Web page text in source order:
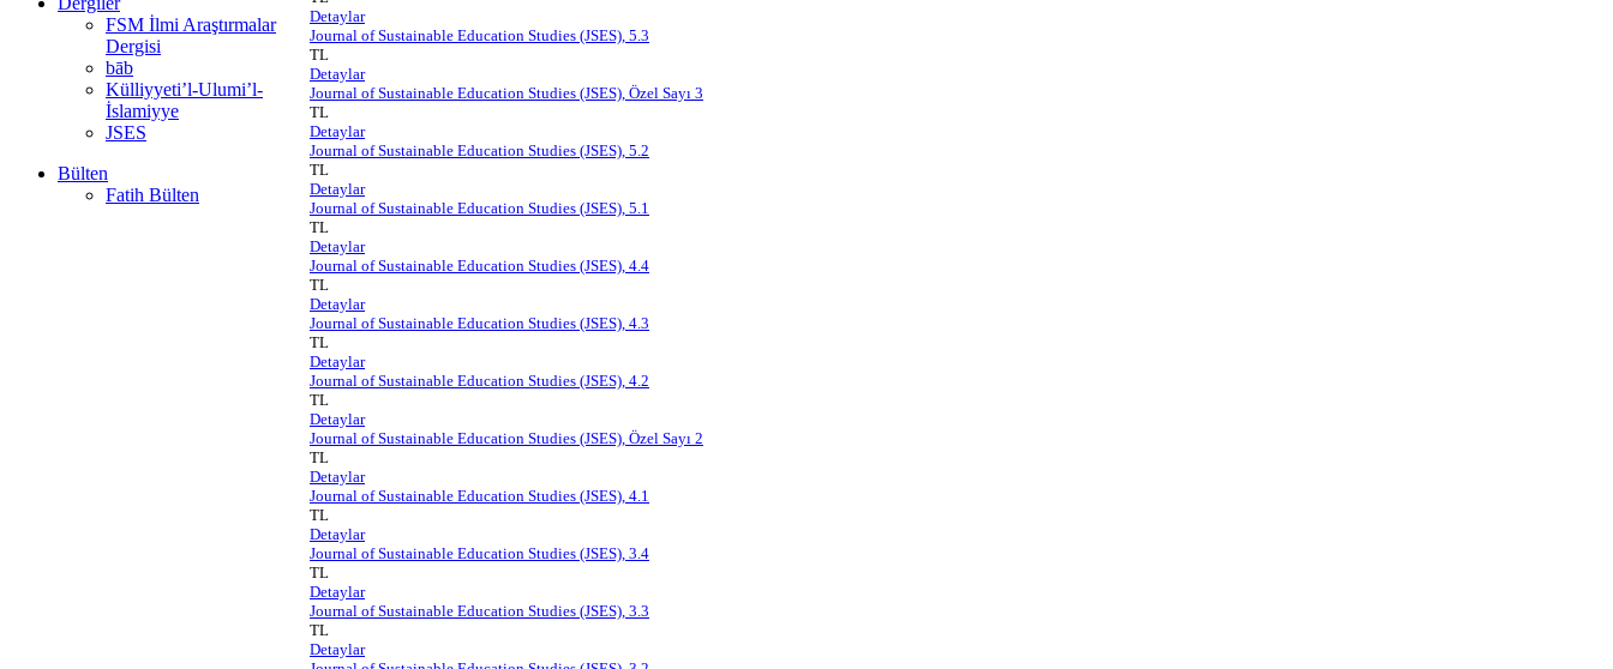
FSM İlmi Araştırmalar
Dergisi
bāb
Külliyyeti’l-Ulumi’l-
İslamiyye
JSES
Bülten
Fatih Bülten
Detaylar
Journal of Sustainable Education Studies (JSES), 5.3
TL
Detaylar
Journal of Sustainable Education Studies (JSES), Özel Sayı 3
TL
Detaylar
Journal of Sustainable Education Studies (JSES), 5.2
TL
Detaylar
Journal of Sustainable Education Studies (JSES), 5.1
TL
Detaylar
Journal of Sustainable Education Studies (JSES), 4.4
TL
Detaylar
Journal of Sustainable Education Studies (JSES), 4.3
TL
Detaylar
Journal of Sustainable Education Studies (JSES), 4.2
TL
Detaylar
Journal of Sustainable Education Studies (JSES), Özel Sayı 2
TL
Detaylar
Journal of Sustainable Education Studies (JSES), 4.1
TL
Detaylar
Journal of Sustainable Education Studies (JSES), 3.4
TL
Detaylar
Journal of Sustainable Education Studies (JSES), 3.3
TL
Detaylar